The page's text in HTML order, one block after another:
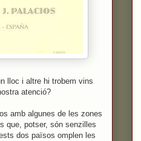
lloc i altre hi trobem vins
atenció?
amb algunes de les zones
que, potser, són senzilles
dos països omplen les